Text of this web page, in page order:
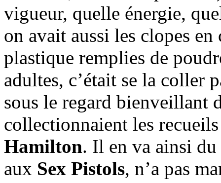
vigueur, quelle énergie,
on avait aussi les clopes
plastique remplies de
adultes, c’était se la coller
sous le regard bienveillant
collectionnaient les
Hamilton. Il en va ainsi
aux Sex Pistols, n’a pas